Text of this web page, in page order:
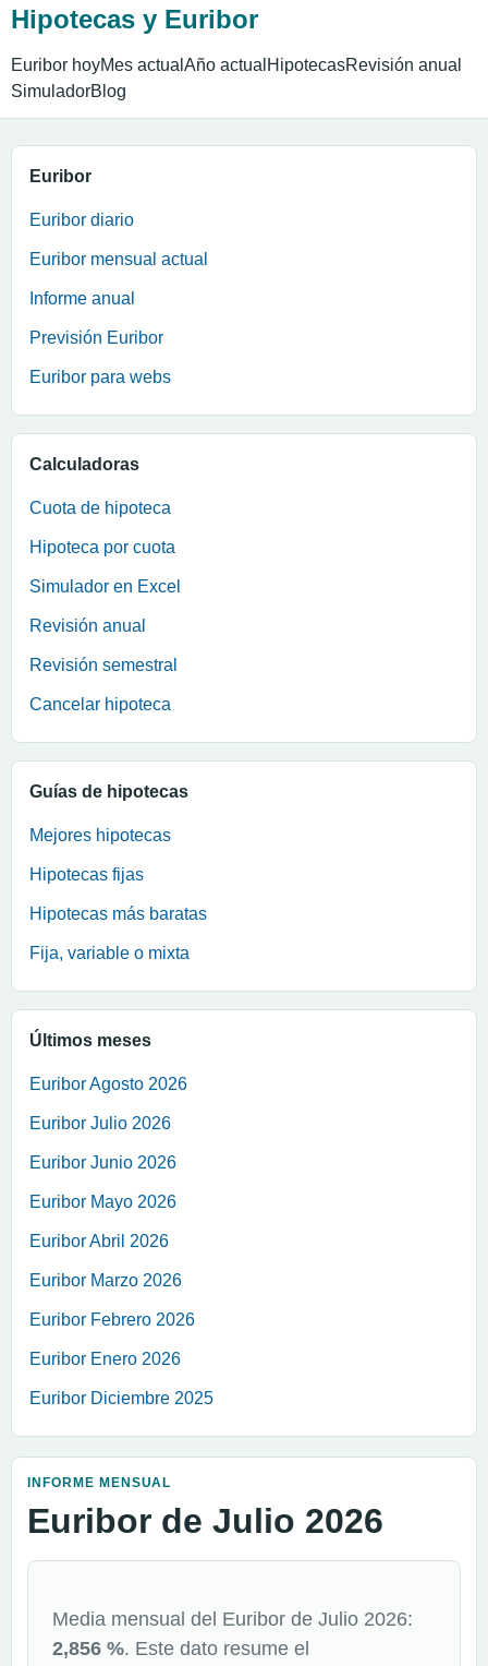
Hipotecas y Euribor
Euribor hoyMes actual Año actual HipotecasRevisión anual
SimuladorBlog
Euribor
Euribor diario
Euribor mensual actual
Informe anual
Previsión Euribor
Euribor para webs
Calculadoras
Cuota de hipoteca
Hipoteca por cuota
Simulador en Excel
Revisión anual
Revisión semestral
Cancelar hipoteca
Guías de hipotecas
Mejores hipotecas
Hipotecas fijas
Hipotecas más baratas
Fija, variable o mixta
Últimos meses
Euribor Agosto 2026
Euribor Julio 2026
Euribor Junio 2026
Euribor Mayo 2026
Euribor Abril 2026
Euribor Marzo 2026
Euribor Febrero 2026
Euribor Enero 2026
Euribor Diciembre 2025
INFORME MENSUAL
Euribor de Julio 2026
Media mensual del Euribor de Julio 2026:
2,856 %. Este dato resume el